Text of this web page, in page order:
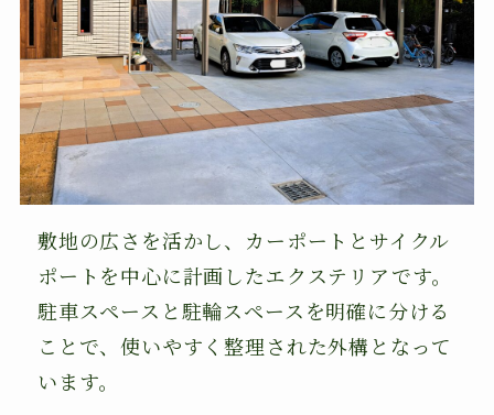
敷地の広さを活かし、カーポートとサイクル
ポートを中心に計画したエクステリアです。
駐車スペースと駐輪スペースを明確に分ける
ことで、使いやすく整理された外構となって
います。